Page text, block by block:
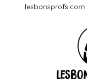
lesbonsprofs.com